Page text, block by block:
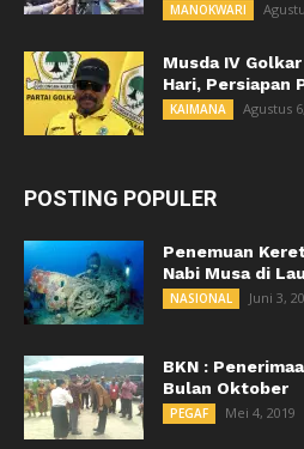
MANOKWARI
Musda IV
Hari, Persiapan
KAIMANA Agustus
POSTING POPULER
Penemuan
Nabi Musa di
NASIONAL Juni 3,
BKN :
Bulan Oktober
PEGAF Mei 4, 2019